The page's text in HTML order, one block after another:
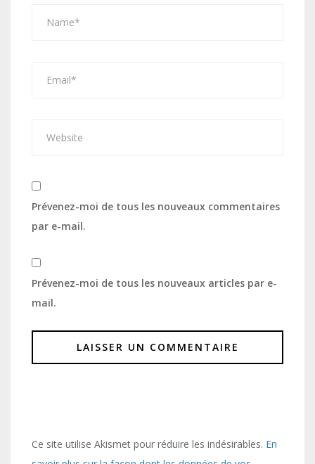
Prévenez-moi de tous les nouveaux commentaires
par e-mail.
Prévenez-moi de tous les nouveaux articles par e-
mail.
Ce site utilise Akismet pour réduire les indésirables. En